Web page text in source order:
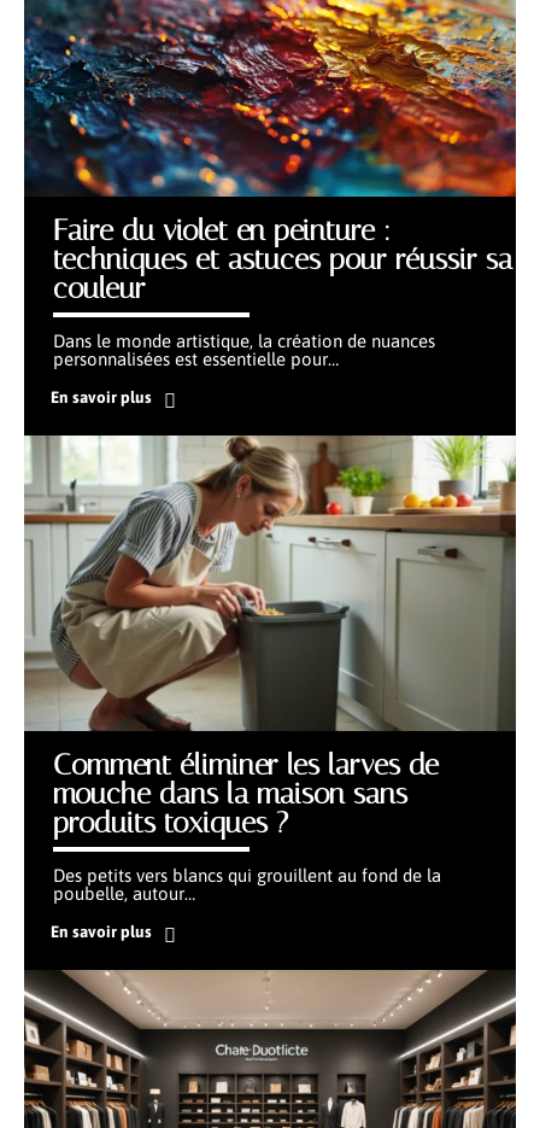
Faire du violet en peinture :
techniques et astuces pour réussir sa
couleur
Dans le monde artistique, la création de nuances
personnalisées est essentielle pour…
En savoir plus
Comment éliminer les larves de
mouche dans la maison sans
produits toxiques ?
Des petits vers blancs qui grouillent au fond de la
poubelle, autour…
En savoir plus